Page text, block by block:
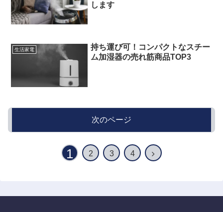
します
生活家電
持ち運び可！コンパクトなスチー
ム加湿器の売れ筋商品TOP3
次のページ
1 2 3 4